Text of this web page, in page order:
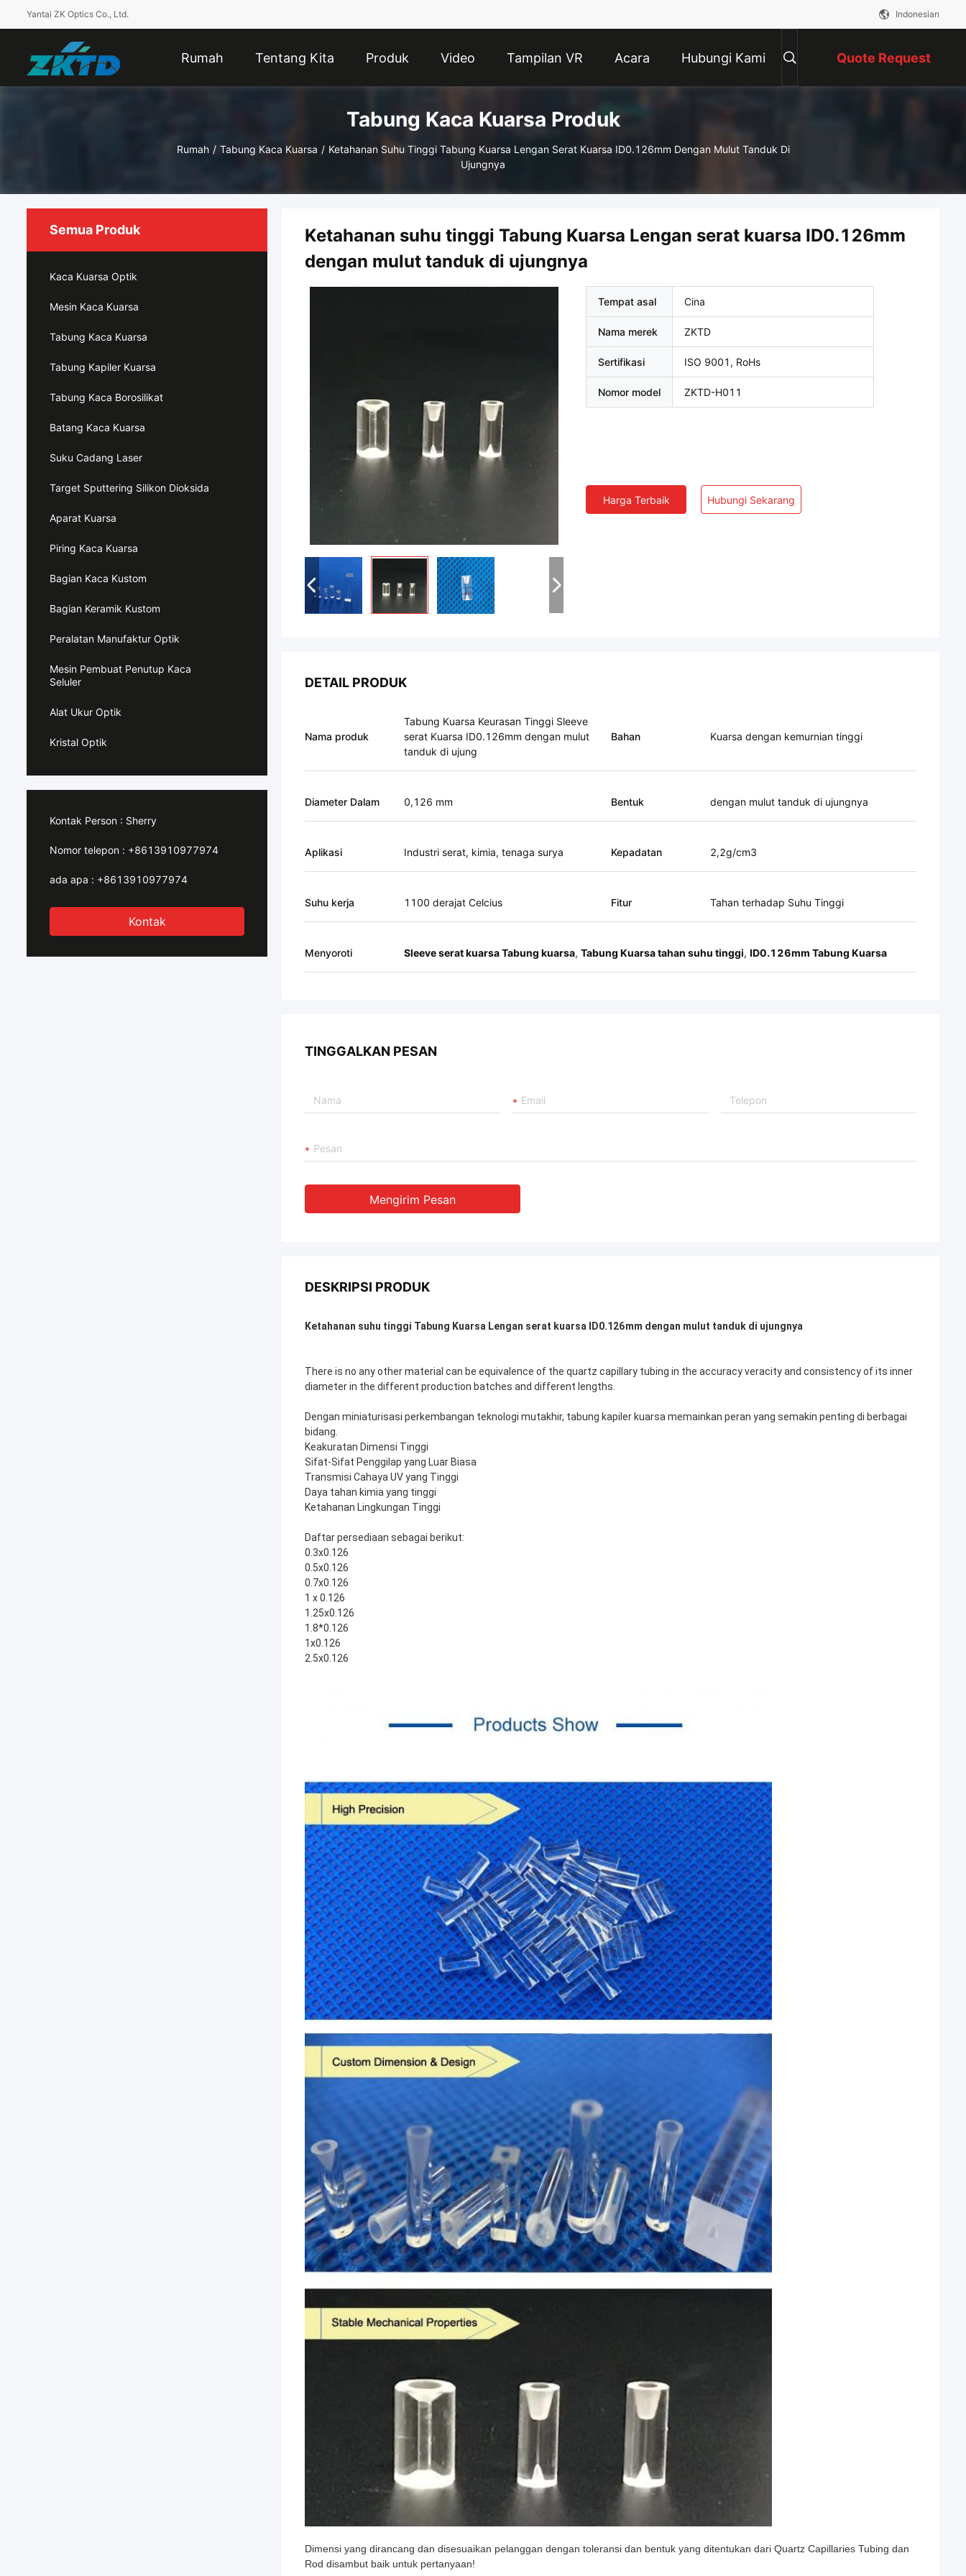
Yantai ZK Optics Co., Ltd. Indonesian
Rumah Tentang Kita Produk Video Tampilan VR Acara Hubungi Kami Quote Request
Tabung Kaca Kuarsa Produk
Rumah / Tabung Kaca Kuarsa / Ketahanan Suhu Tinggi Tabung Kuarsa Lengan Serat Kuarsa ID0.126mm Dengan Mulut Tanduk Di
Ujungnya
Semua Produk
Kaca Kuarsa Optik
Mesin Kaca Kuarsa
Tabung Kaca Kuarsa
Tabung Kapiler Kuarsa
Tabung Kaca Borosilikat
Batang Kaca Kuarsa
Suku Cadang Laser
Target Sputtering Silikon Dioksida
Aparat Kuarsa
Piring Kaca Kuarsa
Bagian Kaca Kustom
Bagian Keramik Kustom
Peralatan Manufaktur Optik
Mesin Pembuat Penutup Kaca
Seluler
Alat Ukur Optik
Kristal Optik
Kontak Person : Sherry
Nomor telepon : +8613910977974
ada apa : +8613910977974
Kontak
Ketahanan suhu tinggi Tabung Kuarsa Lengan serat kuarsa ID0.126mm
dengan mulut tanduk di ujungnya
Tempat asal Cina
Nama merek ZKTD
Sertifikasi ISO 9001, RoHs
Nomor model ZKTD-H011
Harga Terbaik Hubungi Sekarang
DETAIL PRODUK
Nama produk
Tabung Kuarsa Keurasan Tinggi Sleeve
serat Kuarsa ID0.126mm dengan mulut
tanduk di ujung
Bahan Kuarsa dengan kemurnian tinggi
Diameter Dalam 0,126 mm Bentuk dengan mulut tanduk di ujungnya
Aplikasi Industri serat, kimia, tenaga surya Kepadatan 2,2g/cm3
Suhu kerja 1100 derajat Celcius Fitur Tahan terhadap Suhu Tinggi
Menyoroti Sleeve serat kuarsa Tabung kuarsa, Tabung Kuarsa tahan suhu tinggi, ID0.126mm Tabung Kuarsa
TINGGALKAN PESAN
Mengirim Pesan
DESKRIPSI PRODUK
Ketahanan suhu tinggi Tabung Kuarsa Lengan serat kuarsa ID0.126mm dengan mulut tanduk di ujungnya
There is no any other material can be equivalence of the quartz capillary tubing in the accuracy veracity and consistency of its inner
diameter in the different production batches and different lengths.
Dengan miniaturisasi perkembangan teknologi mutakhir, tabung kapiler kuarsa memainkan peran yang semakin penting di berbagai
bidang.
Keakuratan Dimensi Tinggi
Sifat-Sifat Penggilap yang Luar Biasa
Transmisi Cahaya UV yang Tinggi
Daya tahan kimia yang tinggi
Ketahanan Lingkungan Tinggi
Daftar persediaan sebagai berikut:
0.3x0.126
0.5x0.126
0.7x0.126
1 x 0.126
1.25x0.126
1.8*0.126
1x0.126
2.5x0.126
Dimensi yang dirancang dan disesuaikan pelanggan dengan toleransi dan bentuk yang ditentukan dari Quartz Capillaries Tubing dan
Rod disambut baik untuk pertanyaan!